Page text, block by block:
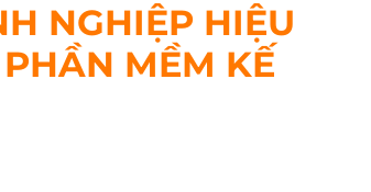
NGHIỆP HIỆU
MỀM KẾ